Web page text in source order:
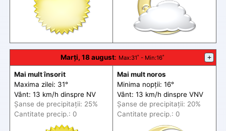
Marți, 18 august: Max:31˚ - Min:16˚ +
Mai mult însorit
Maxima zilei: 31°
Vânt: 13 km/h dinspre NV
Șanse de precipitații: 25%
Cantitate precip.: 0
Mai mult noros
Minima nopții: 16°
Vânt: 13 km/h dinspre VNV
Șanse de precipitații: 20%
Cantitate precip.: 0